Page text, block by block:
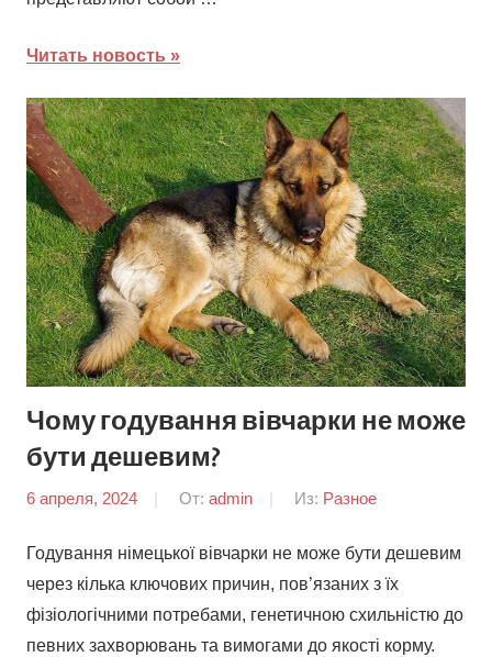
Читать новость
Чому годування вівчарки не може
бути дешевим?
6 апреля, 2024 От: admin Из: Разное
Годування німецької вівчарки не може бути дешевим
через кілька ключових причин, пов’язаних з їх
фізіологічними потребами, генетичною схильністю до
певних захворювань та вимогами до якості корму.